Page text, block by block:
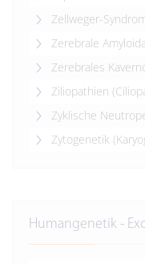
Zellweger-
Zerebrale
Zerebrales
Ziliopathien
Zyklische
Zytogenetik
Humangenetik -